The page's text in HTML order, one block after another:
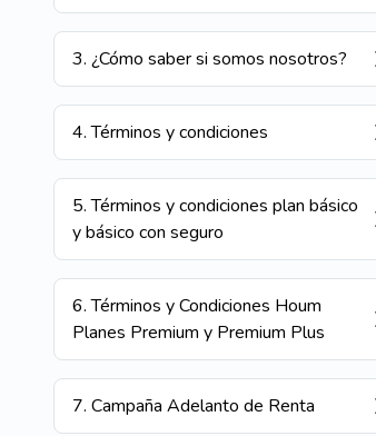
3. ¿Cómo saber si somos nosotros?
4.Términos y condiciones
5.Términos y condiciones plan básico
y básico con seguro
6.Términos y Condiciones Houm
Planes Premium y Premium Plus
7. Campaña Adelanto de Renta